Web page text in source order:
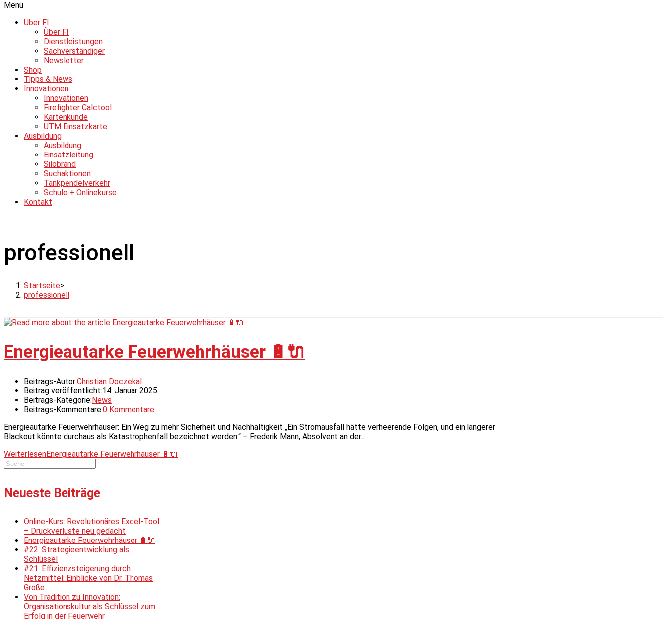
Menü
Über FI
Über FI
Dienstleistungen
Sachverständiger
Newsletter
Shop
Tipps & News
Innovationen
Innovationen
Firefighter Calctool
Kartenkunde
UTM Einsatzkarte
Ausbildung
Ausbildung
Einsatzleitung
Silobrand
Suchaktionen
Tankpendelverkehr
Schule + Onlinekurse
Kontakt
professionell
Startseite>
professionell
Energieautarke Feuerwehrhäuser 🔋🔌
Beitrags-Autor:Christian Doczekal
Beitrag veröffentlicht:14. Januar 2025
Beitrags-Kategorie: News
Beitrags-Kommentare:0 Kommentare
Energieautarke Feuerwehrhäuser: Ein Weg zu mehr Sicherheit und Nachhaltigkeit „Ein Stromausfall hätte verheerende Folgen, und ein längerer
Blackout könnte durchaus als Katastrophenfall bezeichnet werden.“ – Frederik Mann, Absolvent an der…
WeiterlesenEnergieautarke Feuerwehrhäuser 🔋🔌
Neueste Beiträge
Online-Kurs: Revolutionäres Excel-Tool
– Druckverluste neu gedacht
Energieautarke Feuerwehrhäuser 🔋🔌
#22: Strategieentwicklung als
Schlüssel
#21: Effizienzsteigerung durch
Netzmittel: Einblicke von Dr. Thomas
Große
Von Tradition zu Innovation:
Organisationskultur als Schlüssel zum
Erfolg in der Feuerwehr